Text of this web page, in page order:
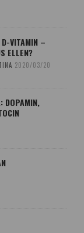
D-VITAMIN –
ELLEN?
2020/03/20
DOPAMIN,